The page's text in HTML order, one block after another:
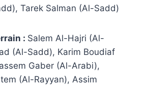
Tarek Salman (Al-Sadd)
: Salem Al-Hajri (Al-
(Al-Sadd), Karim Boudiaf
Gaber (Al-Arabi),
(Al-Rayyan), Assim